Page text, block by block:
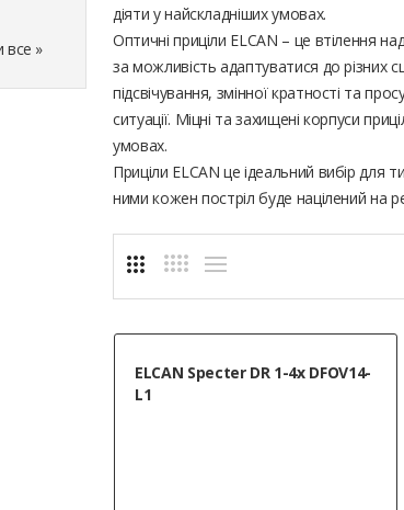
все »
діяти у найскладніших умовах.
Оптичні приціли ELCAN – це втілення
за можливість адаптуватися до різних
підсвічування, змінної кратності та
ситуації. Міцні та захищені корпуси
умовах.
Приціли ELCAN це ідеальний вибір
ними кожен постріл буде націлений на
ELCAN Specter DR 1-4x DFOV14-
L1